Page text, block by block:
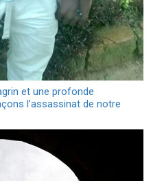
et une profonde
l’assassinat de notre